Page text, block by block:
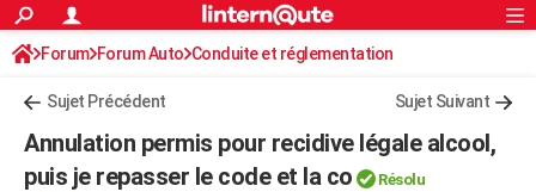
ACTUALITÉS
Politique
Société
Faits Divers
Education
Monde
Villes
+
Programme TV
Streaming
Cinéma
Sorties cinéma
Musique
FINANCE
S'inscrire
Connexion
Forum Forum Auto Conduite et réglementation
Radars et permis
Sujet Précédent Sujet Suivant
Annulation permis pour recidive légale alcool,
puis je repasser le code et la co
Résolu